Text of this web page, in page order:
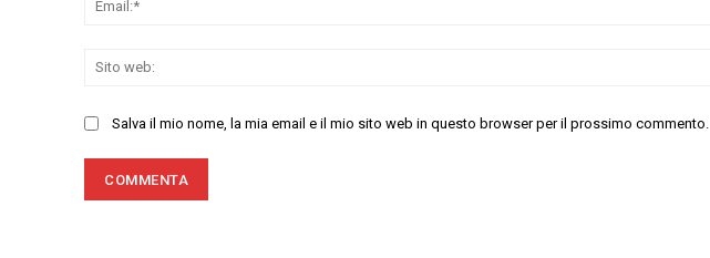
Salva il mio nome, la mia email e il mio sito web in questo browser per il prossimo commento.